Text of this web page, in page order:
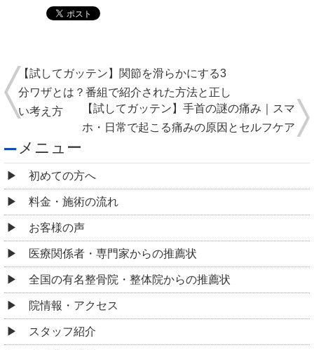
【試してガッテン】関節を滑らかにする3
分ワザとは？番組で紹介された方法と正し
い考え方
【試してガッテン】手首の謎の痛み｜スマ
ホ・日常で起こる痛みの原因とセルフケア
メニュー
初めての方へ
料金・施術の流れ
お客様の声
医療関係者・専門家からの推薦状
全国の有名整骨院・整体院からの推薦状
院情報・アクセス
スタッフ紹介